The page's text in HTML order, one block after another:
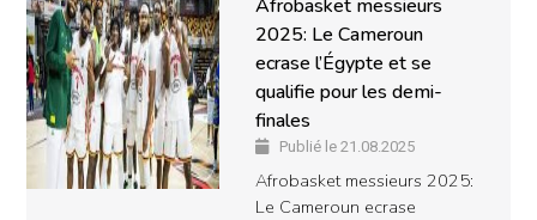
Afrobasket messieurs
2025: Le Cameroun
ecrase l’Égypte et se
qualifie pour les demi-
finales
Publié le 21.08.2025
Afrobasket messieurs 2025:
Le Cameroun ecrase